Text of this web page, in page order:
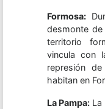
Formosa:
desmonte
territorio
vincula con
represión
habitan en
La Pampa: La